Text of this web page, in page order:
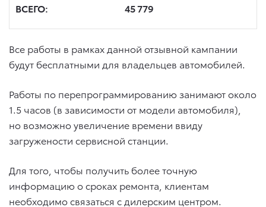
ВСЕГО:
45 779
Все работы в рамках данной отзывной кампании
будут бесплатными для владельцев автомобилей.
Работы по перепрограммированию занимают около
1.5 часов (в зависимости от модели автомобиля),
но возможно увеличение времени ввиду
загружености сервисной станции.
Для того, чтобы получить более точную
информацию о сроках ремонта, клиентам
необходимо связаться с дилерским центром.